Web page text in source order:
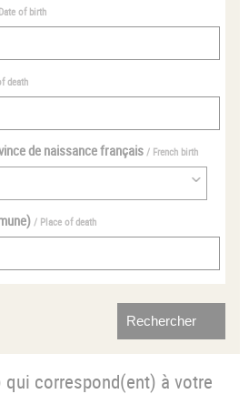
of birth
death
de naissance français / French birth
/ Place of death
correspond(ent) à votre